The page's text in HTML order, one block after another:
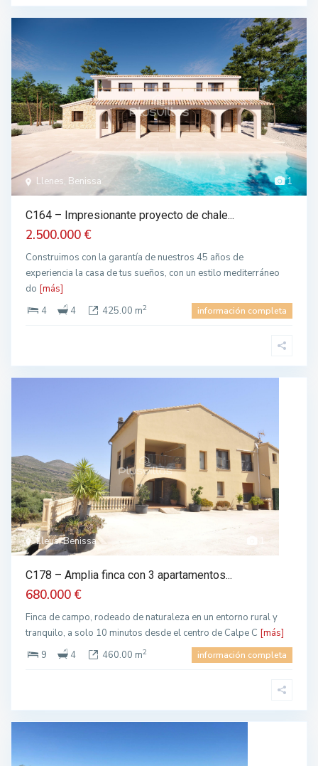
1
Llenes, Benissa
C164 – Impresionante proyecto de chale...
2.500.000 €
Construimos con la garantía de nuestros 45 años de
experiencia la casa de tus sueños, con un estilo mediterráneo
do [más]
4
4 425.00 m2 información completa
Lleus, Benissa
C178 – Amplia finca con 3 apartamentos...
680.000 €
Finca de campo, rodeado de naturaleza en un entorno rural y
tranquilo, a solo 10 minutos desde el centro de Calpe C [más]
9
4 460.00 m2 información completa